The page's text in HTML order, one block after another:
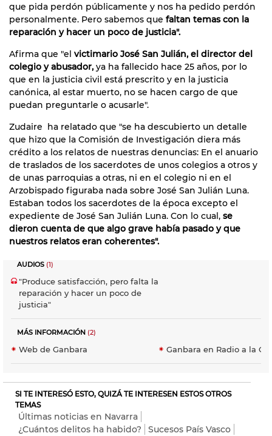
que pida perdón públicamente y nos ha pedido perdón
personalmente. Pero sabemos que faltan temas con la
reparación y hacer un poco de justicia".
Afirma que "el victimario José San Julián, el director del
colegio y abusador, ya ha fallecido hace 25 años, por lo
que en la justicia civil está prescrito y en la justicia
canónica, al estar muerto, no se hacen cargo de que
puedan preguntarle o acusarle".
Zudaire ha relatado que "se ha descubierto un detalle
que hizo que la Comisión de Investigación diera más
crédito a los relatos de nuestras denuncias: En el anuario
de traslados de los sacerdotes de unos colegios a otros y
de unas parroquias a otras, ni en el colegio ni en el
Arzobispado figuraba nada sobre José San Julián Luna.
Estaban todos los sacerdotes de la época excepto el
expediente de José San Julián Luna. Con lo cual, se
dieron cuenta de que algo grave había pasado y que
nuestros relatos eran coherentes".
AUDIOS (1)
"Produce satisfacción, pero falta la
reparación y hacer un poco de
justicia"
MÁS INFORMACIÓN (2)
Web de Ganbara Ganbara en Radio a la
SI TE INTERESÓ ESTO, QUIZÁ TE INTERESEN ESTOS OTROS
TEMAS
Últimas noticias en Navarra
¿Cuántos delitos ha habido?
Sucesos País Vasco